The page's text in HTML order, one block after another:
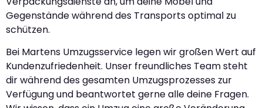
Gegenstände während des Transports optimal zu
schützen.
Bei Martens Umzugsservice legen wir großen Wert auf
Kundenzufriedenheit. Unser freundliches Team steht
dir während des gesamten Umzugsprozesses zur
Verfügung und beantwortet gerne alle deine Fragen.